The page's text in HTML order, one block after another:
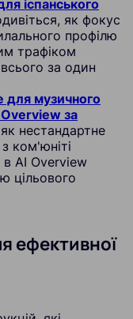
іспанського
як фокус
профілю
трафіком
за один
для музичного
за
нестандартне
ком'юніті
AI Overview
цільового
ефективної